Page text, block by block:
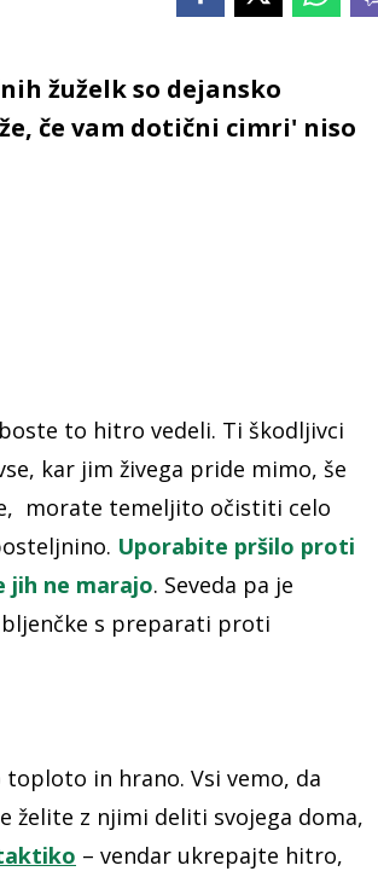
žuželk so dejansko
če vam dotični cimri' niso
to hitro vedeli. Ti škodljivci
kar jim živega pride mimo, še
morate temeljito očistiti celo
Uporabite pršilo proti
jih ne marajo. Seveda pa je
s preparati proti
in hrano. Vsi vemo, da
želite z njimi deliti svojega doma,
– vendar ukrepajte hitro,